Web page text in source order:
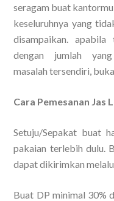
seragam buat
keseluruhnya yang
disampaikan. apabila
dengan jumlah
masalah tersendiri,
Cara Pemesanan Jas
Setuju/Sepakat buat
pakaian terlebih dulu.
dapat dikirimkan
Buat DP minimal 30%